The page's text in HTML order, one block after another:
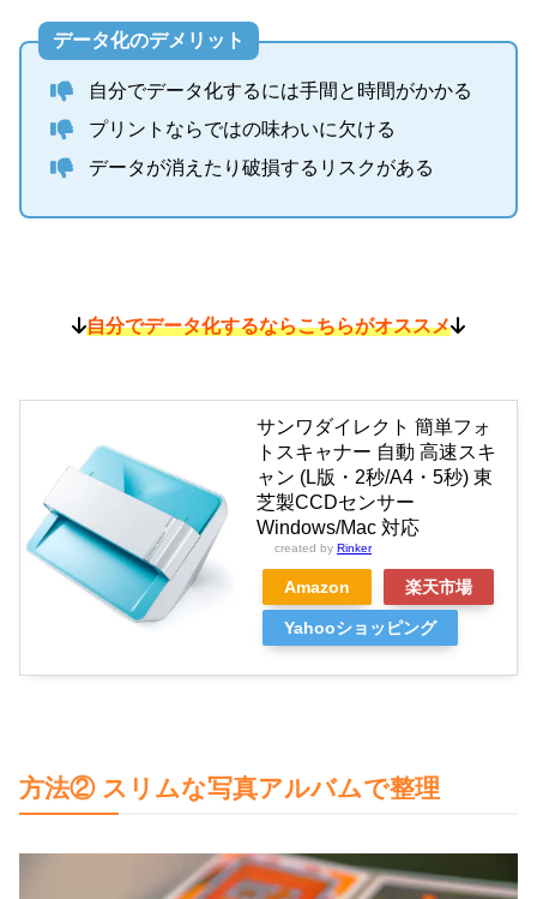
データ化のデメリット
自分でデータ化するには手間と時間がかかる
プリントならではの味わいに欠ける
データが消えたり破損するリスクがある
自分でデータ化するならこちらがオススメ
サンワダイレクト 簡単フォ
トスキャナー 自動 高速スキ
ャン (L版・2秒/A4・5秒) 東
芝製CCDセンサー
Windows/Mac 対応
created by Rinker
Amazon 楽天市場
Yahooショッピング
方法② スリムな写真アルバムで整理